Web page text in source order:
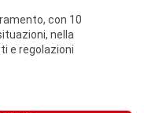
con 10
nella
e regolazioni